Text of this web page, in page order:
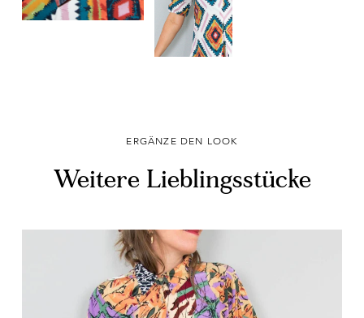
ERGÄNZE DEN LOOK
Weitere Lieblingsstücke